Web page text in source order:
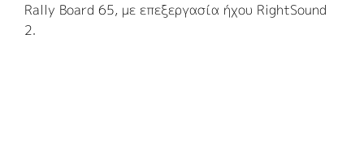
Rally Board 65, με επεξεργασία ήχου RightSound
2.